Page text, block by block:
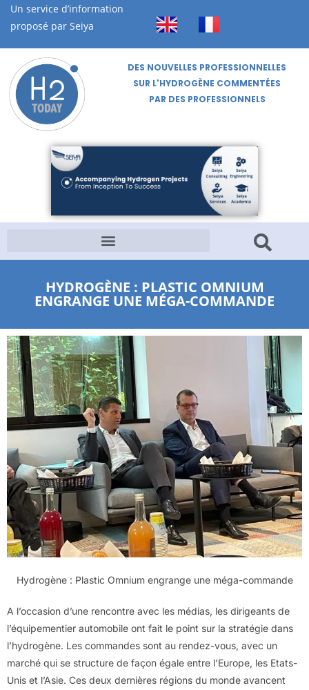
Un service d’information
proposé par Seiya
DES NOUVELLES PROFESSIONNELLES
SUR L'HYDROGÈNE COMMENTÉES
PAR DES PROFESSIONNELS
HYDROGÈNE : PLASTIC OMNIUM
ENGRANGE UNE MÉGA-COMMANDE
Hydrogène : Plastic Omnium engrange une méga-commande
A l’occasion d’une rencontre avec les médias, les dirigeants de
l’équipementier automobile ont fait le point sur la stratégie dans
l’hydrogène. Les commandes sont au rendez-vous, avec un
marché qui se structure de façon égale entre l’Europe, les Etats-
Unis et l’Asie. Ces deux dernières régions du monde avancent